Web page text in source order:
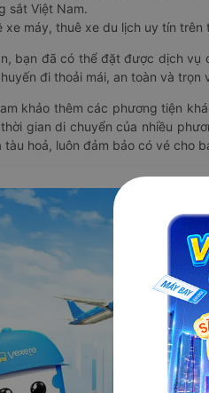
sắt Việt Nam.
xe máy, thuê xe du lịch uy tín trên
bạn đã có thể đặt được dịch vụ
đi thoải mái, an toàn và trọn
khảo thêm các phương tiện
gian di chuyển của nhiều
hoả, luôn đảm bảo có vé cho